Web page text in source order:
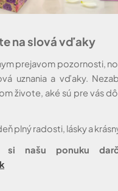
na slová vďaky
prejavom pozornosti,
uznania a vďaky.
živote, aké sú pre vás
plný radosti, lásky a
si našu ponuku